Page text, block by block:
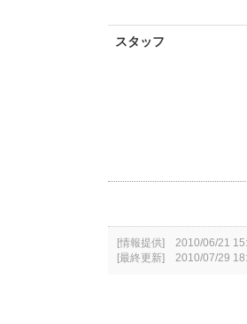
スタッフ
[情報提供] 2010/06/21
[最終更新] 2010/07/29